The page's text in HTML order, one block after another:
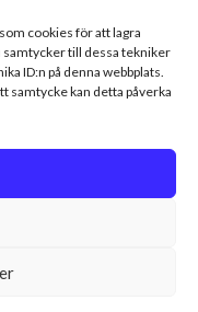
cookies för att lagra
till dessa tekniker
ID:n på denna webbplats.
samtycke kan detta påverka